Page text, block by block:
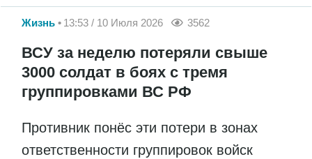
Жизнь 13:53 / 10 Июля 2026 3562
ВСУ за неделю потеряли свыше
3000 солдат в боях с тремя
группировками ВС РФ
Противник понёс эти потери в зонах
ответственности группировок войск